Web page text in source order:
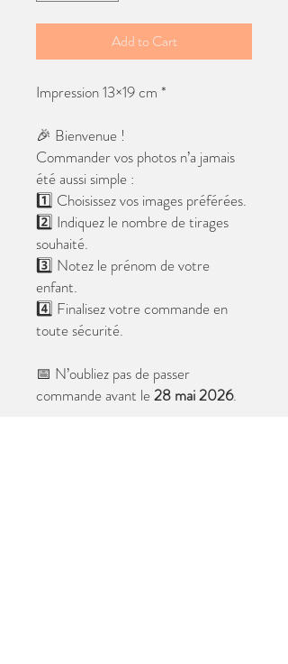
Add to Cart
Impression 13×19 cm *
🎉 Bienvenue !
Commander vos photos n’a jamais
été aussi simple :
1️⃣ Choisissez vos images préférées.
2️⃣ Indiquez le nombre de tirages
souhaité.
3️⃣ Notez le prénom de votre
enfant.
4️⃣ Finalisez votre commande en
toute sécurité.
📅 N’oubliez pas de passer
commande avant le28 mai 2026.